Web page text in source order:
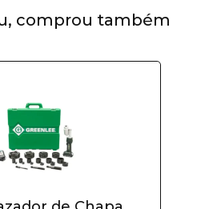
comprou também